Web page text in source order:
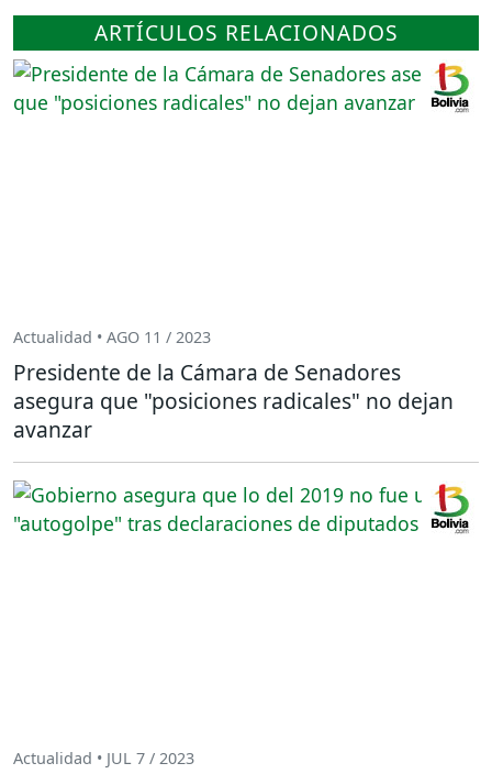
ARTÍCULOS RELACIONADOS
Actualidad • AGO 11 / 2023
Presidente de la Cámara de Senadores
asegura que "posiciones radicales" no dejan
avanzar
Actualidad • JUL 7 / 2023